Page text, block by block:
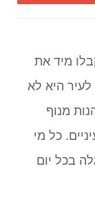
מיד את
היא לא
מנוף
כל מי
בכל יום